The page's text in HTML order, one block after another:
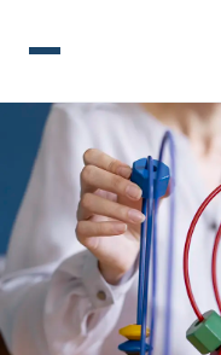
ANA SAYFA